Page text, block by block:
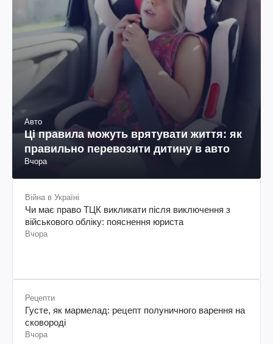
Авто
Ці правила можуть врятувати життя: як
правильно перевозити дитину в авто
Вчора
Війна в Україні
Чи має право ТЦК викликати після виключення з
військового обліку: пояснення юриста
Вчора
Рецепти
Густе, як мармелад: рецепт полуничного варення на
сковороді
Вчора